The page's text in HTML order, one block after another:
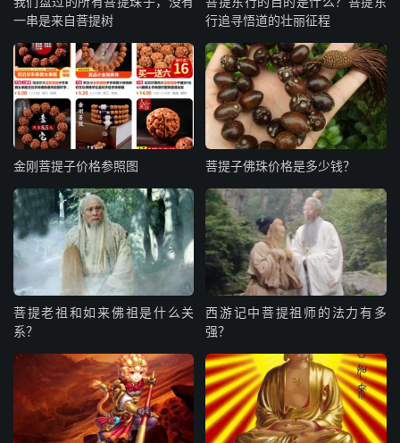
一串是来自菩提树
行追寻悟道的壮丽征程
金刚菩提子价格参照图 菩提子佛珠价格是多少钱？
菩提老祖和如来佛祖是什么关
系？
西游记中菩提祖师的法力有多
强？